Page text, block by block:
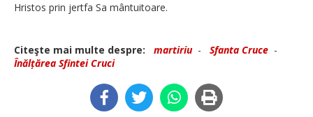
Hristos prin jertfa Sa mântuitoare.
Citeşte mai multe despre: martiriu- Sfanta Cruce -
Înălțărea Sfintei Cruci